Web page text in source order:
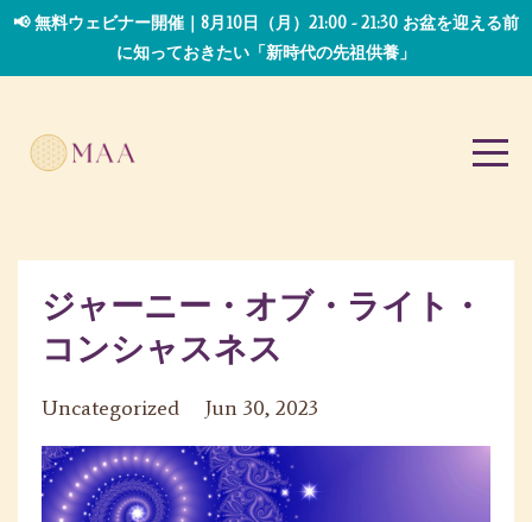
📢 無料ウェビナー開催｜8月10日（月）21:00 - 21:30 お盆を迎える前
に知っておきたい「新時代の先祖供養」
ジャーニー・オブ・ライト・
コンシャスネス
Uncategorized Jun 30, 2023